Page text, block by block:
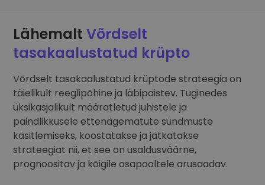
LähemaltVõrdselt
tasakaalustatud krüpto
Võrdselt tasakaalustatud krüptode strateegia on
täielikult reeglipõhine ja läbipaistev. Tuginedes
üksikasjalikult määratletud juhistele ja
paindlikkusele ettenägematute sündmuste
käsitlemiseks, koostatakse ja jätkatakse
strateegiat nii, et see on usaldusväärne,
prognoositav ja kõigile osapooltele arusaadav.